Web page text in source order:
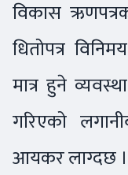
विकास
धितोपत्र
मात्र हुने
गरिएको
आयकर लाग्दछ ।